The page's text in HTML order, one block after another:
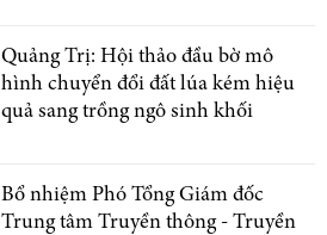
Quảng Trị: Hội thảo đầu bờ mô
hình chuyển đổi đất lúa kém hiệu
quả sang trồng ngô sinh khối
Bổ nhiệm Phó Tổng Giám đốc
Trung tâm Truyền thông - Truyền